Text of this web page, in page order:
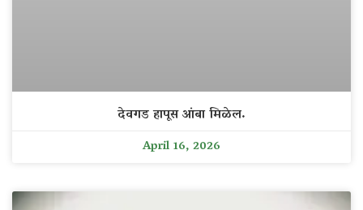
देवगड हापूस आंबा मिळेल.
April 16, 2026